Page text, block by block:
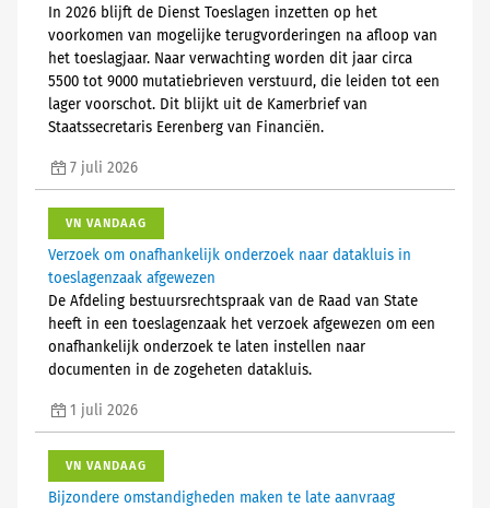
In 2026 blijft de Dienst Toeslagen inzetten op het
voorkomen van mogelijke terugvorderingen na afloop van
het toeslagjaar. Naar verwachting worden dit jaar circa
5500 tot 9000 mutatiebrieven verstuurd, die leiden tot een
lager voorschot. Dit blijkt uit de Kamerbrief van
Staatssecretaris Eerenberg van Financiën.
7 juli 2026
VN VANDAAG
Verzoek om onafhankelijk onderzoek naar datakluis in
toeslagenzaak afgewezen
De Afdeling bestuursrechtspraak van de Raad van State
heeft in een toeslagenzaak het verzoek afgewezen om een
onafhankelijk onderzoek te laten instellen naar
documenten in de zogeheten datakluis.
1 juli 2026
VN VANDAAG
Bijzondere omstandigheden maken te late aanvraag